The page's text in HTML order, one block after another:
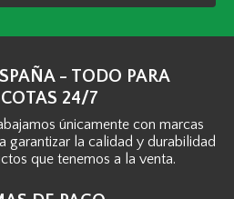
- TODO PARA
24/7
únicamente con marcas
garantizar la calidad y durabilidad
que tenemos a la venta.